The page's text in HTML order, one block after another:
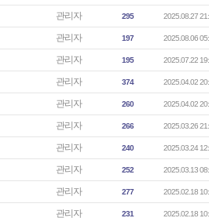
관리자 295 2025.08.27
관리자 197 2025.08.06
관리자 195 2025.07.22
관리자 374 2025.04.02
관리자 260 2025.04.02
관리자 266 2025.03.26
관리자 240 2025.03.24
관리자 252 2025.03.13
관리자 277 2025.02.18
관리자 231 2025.02.18